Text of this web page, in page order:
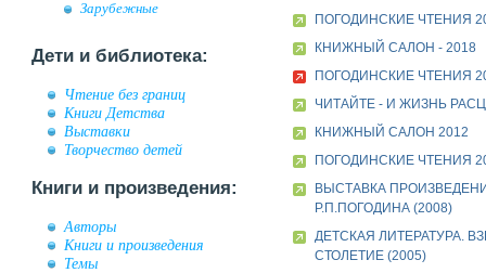
Зарубежные
Дети и библиотека:
Чтение без границ
Книги Детства
Выставки
Творчество детей
Книги и произведения:
Авторы
Книги и произведения
Темы
ПОГОДИНСКИЕ ЧТЕНИЯ
КНИЖНЫЙ САЛОН - 2018
ПОГОДИНСКИЕ ЧТЕНИЯ
ЧИТАЙТЕ - И ЖИЗНЬ
КНИЖНЫЙ САЛОН 2012
ПОГОДИНСКИЕ ЧТЕНИЯ
ВЫСТАВКА
Р.П.ПОГОДИНА (2008)
ДЕТСКАЯ ЛИТЕРАТУРА.
СТОЛЕТИЕ (2005)